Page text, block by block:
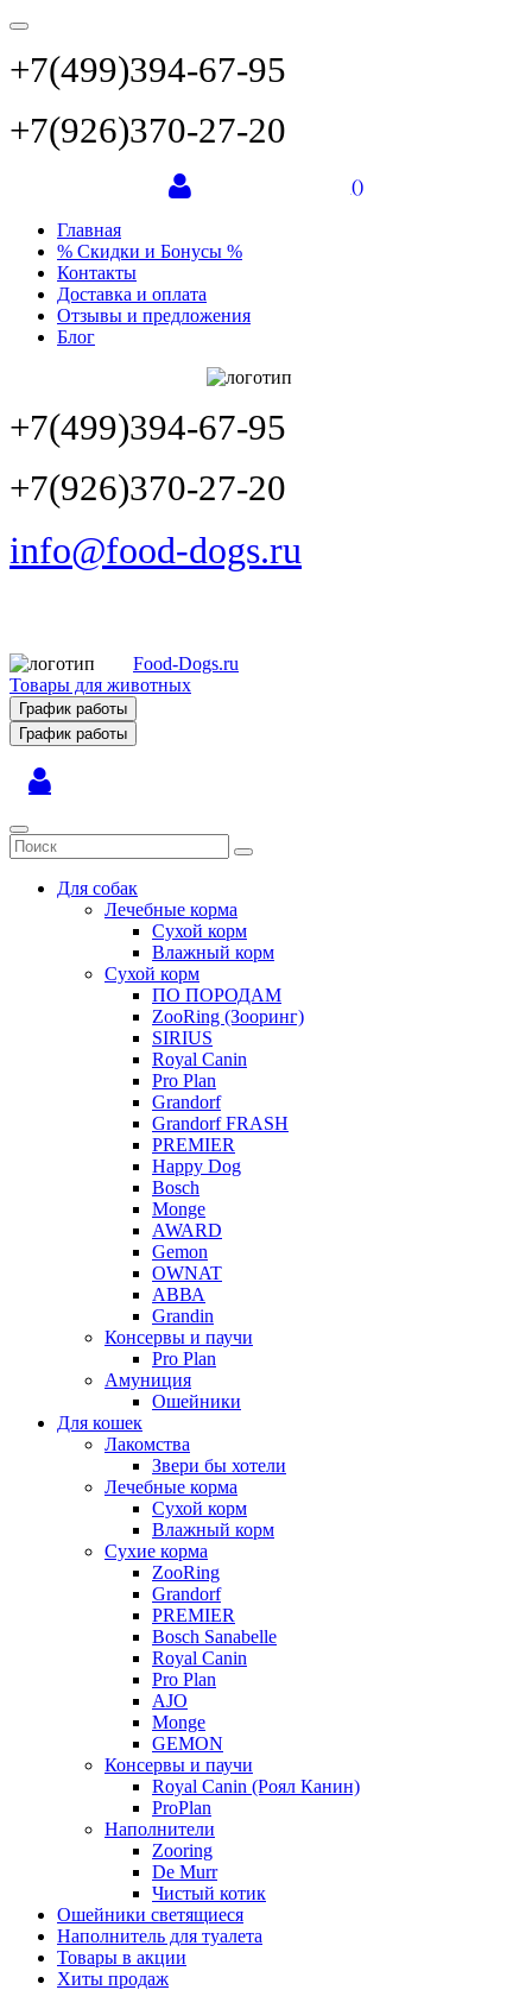
+7(499)394-67-95
+7(926)370-27-20
()
Главная
% Скидки и Бонусы %
Контакты
Доставка и оплата
Отзывы и предложения
Блог
+7(499)394-67-95
+7(926)370-27-20
info@food-dogs.ru
Food-Dogs.ru
Товары для животных
График работы
График работы
Для собак
Лечебные корма
Сухой корм
Влажный корм
Сухой корм
ПО ПОРОДАМ
ZooRing (Зооринг)
SIRIUS
Royal Canin
Pro Plan
Grandorf
Grandorf FRASH
PREMIER
Happy Dog
Bosch
Monge
AWARD
Gemon
OWNAT
АВВА
Grandin
Консервы и паучи
Pro Plan
Амуниция
Ошейники
Для кошек
Лакомства
Звери бы хотели
Лечебные корма
Сухой корм
Влажный корм
Сухие корма
ZooRing
Grandorf
PREMIER
Bosch Sanabelle
Royal Canin
Pro Plan
AJO
Monge
GEMON
Консервы и паучи
Royal Canin (Роял Канин)
ProPlan
Наполнители
Zooring
De Murr
Чистый котик
Ошейники светящиеся
Наполнитель для туалета
Товары в акции
Хиты продаж